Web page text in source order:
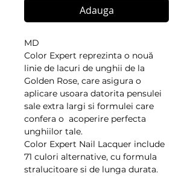
Adauga
MD
Color Expert reprezinta o nouă
linie de lacuri de unghii de la
Golden Rose, care asigura o
aplicare usoara datorita pensulei
sale extra largi si formulei care
confera o  acoperire perfecta
unghiilor tale.
Color Expert Nail Lacquer include
71 culori alternative, cu formula
stralucitoare si de lunga durata.